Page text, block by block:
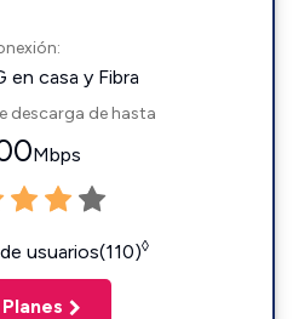
en casa y Fibra
descarga de hasta
Mbps
usuarios(110)◊